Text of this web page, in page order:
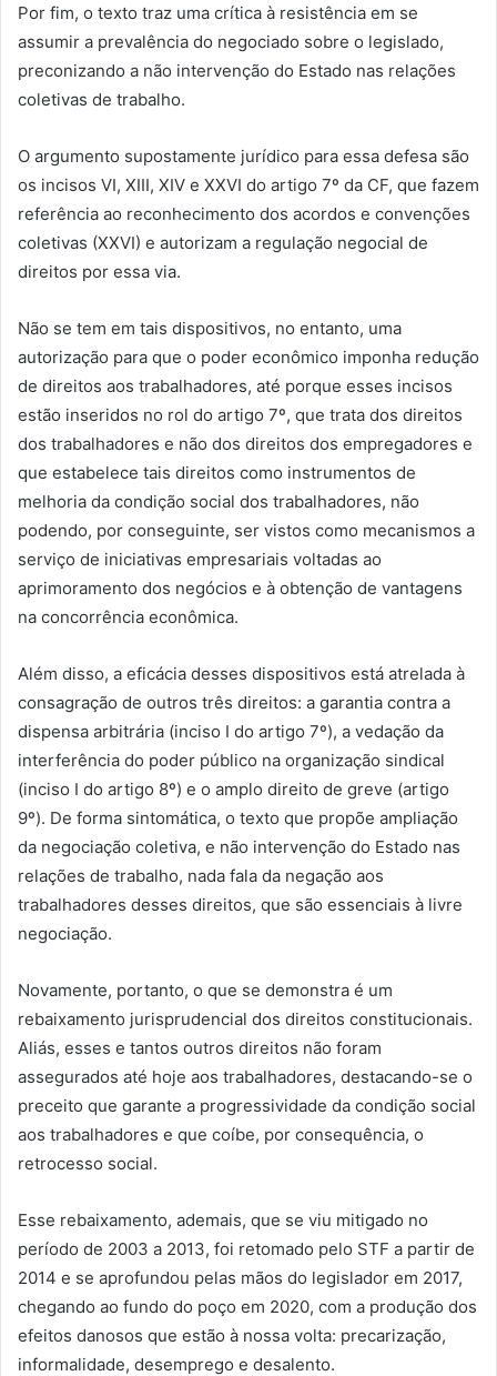
Por fim, o texto traz uma crítica à resistência em se
assumir a prevalência do negociado sobre o legislado,
preconizando a não intervenção do Estado nas relações
coletivas de trabalho.
O argumento supostamente jurídico para essa defesa são
os incisos VI, XIII, XIV e XXVI do artigo 7º da CF, que fazem
referência ao reconhecimento dos acordos e convenções
coletivas (XXVI) e autorizam a regulação negocial de
direitos por essa via.
Não se tem em tais dispositivos, no entanto, uma
autorização para que o poder econômico imponha redução
de direitos aos trabalhadores, até porque esses incisos
estão inseridos no rol do artigo 7º, que trata dos direitos
dos trabalhadores e não dos direitos dos empregadores e
que estabelece tais direitos como instrumentos de
melhoria da condição social dos trabalhadores, não
podendo, por conseguinte, ser vistos como mecanismos a
serviço de iniciativas empresariais voltadas ao
aprimoramento dos negócios e à obtenção de vantagens
na concorrência econômica.
Além disso, a eficácia desses dispositivos está atrelada à
consagração de outros três direitos: a garantia contra a
dispensa arbitrária (inciso I do artigo 7º), a vedação da
interferência do poder público na organização sindical
(inciso I do artigo 8º) e o amplo direito de greve (artigo
9º). De forma sintomática, o texto que propõe ampliação
da negociação coletiva, e não intervenção do Estado nas
relações de trabalho, nada fala da negação aos
trabalhadores desses direitos, que são essenciais à livre
negociação.
Novamente, portanto, o que se demonstra é um
rebaixamento jurisprudencial dos direitos constitucionais.
Aliás, esses e tantos outros direitos não foram
assegurados até hoje aos trabalhadores, destacando-se o
preceito que garante a progressividade da condição social
aos trabalhadores e que coíbe, por consequência, o
retrocesso social.
Esse rebaixamento, ademais, que se viu mitigado no
período de 2003 a 2013, foi retomado pelo STF a partir de
2014 e se aprofundou pelas mãos do legislador em 2017,
chegando ao fundo do poço em 2020, com a produção dos
efeitos danosos que estão à nossa volta: precarização,
informalidade, desemprego e desalento.